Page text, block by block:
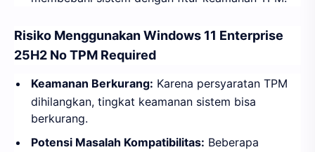
Risiko Menggunakan Windows 11 Enterprise
25H2 No TPM Required
Keamanan Berkurang: Karena persyaratan TPM
dihilangkan, tingkat keamanan sistem bisa
berkurang.
Potensi Masalah Kompatibilitas: Beberapa